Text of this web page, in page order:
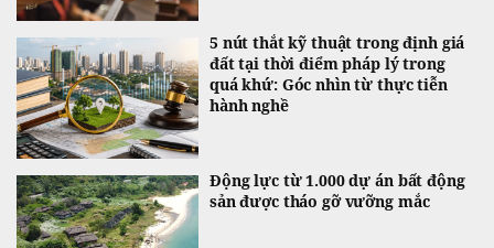
5 nút thắt kỹ thuật trong định giá
đất tại thời điểm pháp lý trong
quá khứ: Góc nhìn từ thực tiễn
hành nghề
Động lực từ 1.000 dự án bất động
sản được tháo gỡ vưỡng mắc